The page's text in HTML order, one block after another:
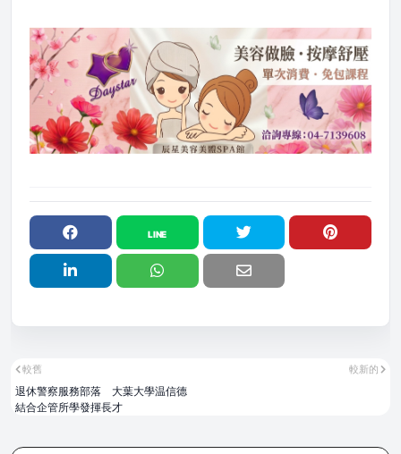
較新的
較舊
退休警察服務部落 大葉大學温信德
結合企管所學發揮長才